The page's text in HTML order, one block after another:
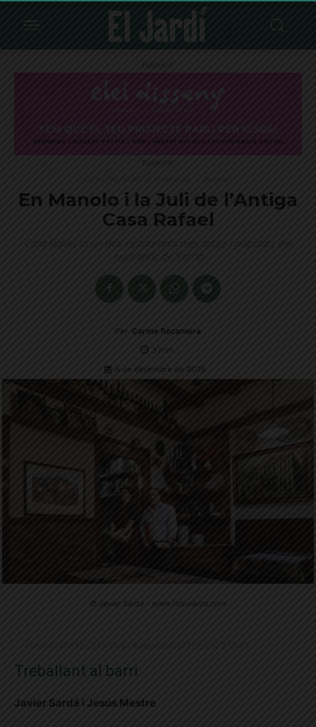
Publicitat
Publicitat
En Manolo i la Juli de l’Antiga
Casa Rafael
Casa Rafael és un dels restaurants més antics i populars del
nucli antic de Sarrià
Per Carme Rocamora
3 min.
6 de desembre de 2018
© Javier Sardá - www.fotosarda.com
Treballant al barri
Javier Sardá i Jesús Mestre